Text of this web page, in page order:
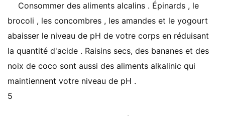
Consommer des aliments alcalins . Épinards , le
brocoli , les concombres , les amandes et le yogourt
abaisser le niveau de pH de votre corps en réduisant
la quantité d'acide . Raisins secs, des bananes et des
noix de coco sont aussi des aliments alkalinic qui
maintiennent votre niveau de pH .
5